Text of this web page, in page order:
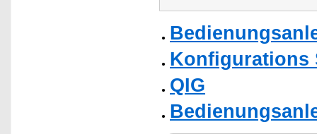
Konfigurations
QIG